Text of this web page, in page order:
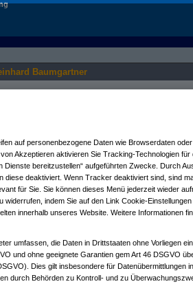
Baumgartner
auf personenbezogene Daten wie Browserdaten
Akzeptieren aktivieren Sie Tracking-Technologien für
bereitzustellen“ aufgeführten Zwecke. Durch
diese deaktiviert. Wenn Tracker deaktiviert sind, sind
für Sie. Sie können dieses Menü jederzeit wieder
widerrufen, indem Sie auf den Link Cookie-
innerhalb unseres Website. Weitere Informationen
umfassen, die Daten in Drittstaaten ohne Vorliegen
und ohne geeignete Garantien gem Art 46 DSGVO
Dies gilt insbesondere für Datenübermittlungen
durch Behörden zu Kontroll- und zu